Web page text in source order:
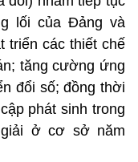
lối của Đảng và
triển các thiết chế
tăng cường ứng
đổi số; đồng thời
phát sinh trong
ở cơ sở năm